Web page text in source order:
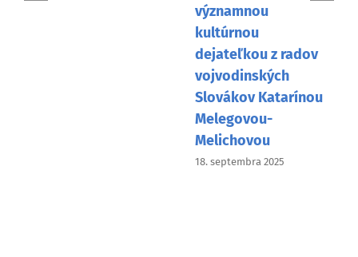
významnou
kultúrnou
dejateľkou z radov
vojvodinských
Slovákov Katarínou
Melegovou-
Melichovou
18. septembra 2025